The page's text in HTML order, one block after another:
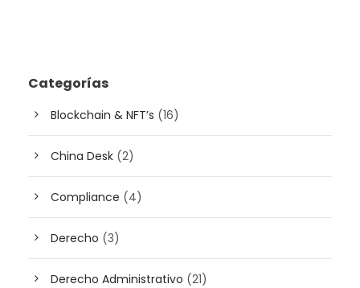
Categorías
Blockchain & NFT’s (16)
China Desk (2)
Compliance (4)
Derecho (3)
Derecho Administrativo (21)